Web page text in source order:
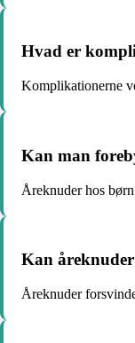
Hvad er
Komplikationerne
Kan man
Åreknuder hos
Kan åreknuder
Åreknuder